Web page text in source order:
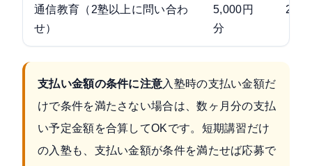
通信教育（2塾以上に問い合わ
せ）
5,000円
分
支払い金額の条件に注意入塾時の支払い金額だ
けで条件を満たさない場合は、数ヶ月分の支払
い予定金額を合算してOKです。短期講習だけ
の入塾も、支払い金額が条件を満たせば応募で